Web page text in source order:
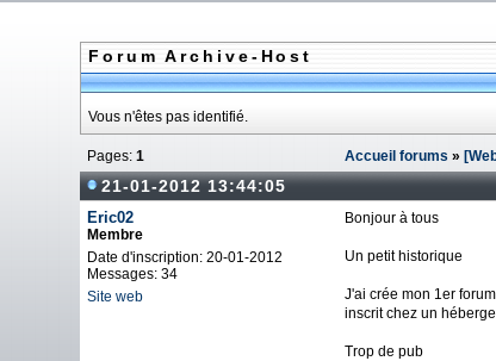
Forum Archive-Host
Vous n'êtes pas identifié.
Pages:1 Accueil forums »
21-01-2012 13:44:05
Eric02
Membre
Date d'inscription: 20-01-2012
Messages: 34
Site web
Bonjour à tous
Un petit historique
J'ai crée mon 1er
inscrit chez un
Trop de pub